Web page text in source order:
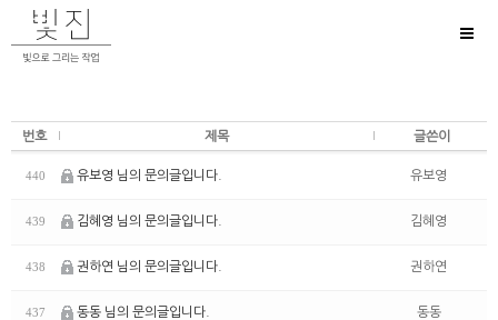
번호 제목 글쓴이
440 유보영 님의 문의글입니다. 유보영
439 김혜영 님의 문의글입니다. 김혜영
438 권하연 님의 문의글입니다. 권하연
437 동동 님의 문의글입니다. 동동